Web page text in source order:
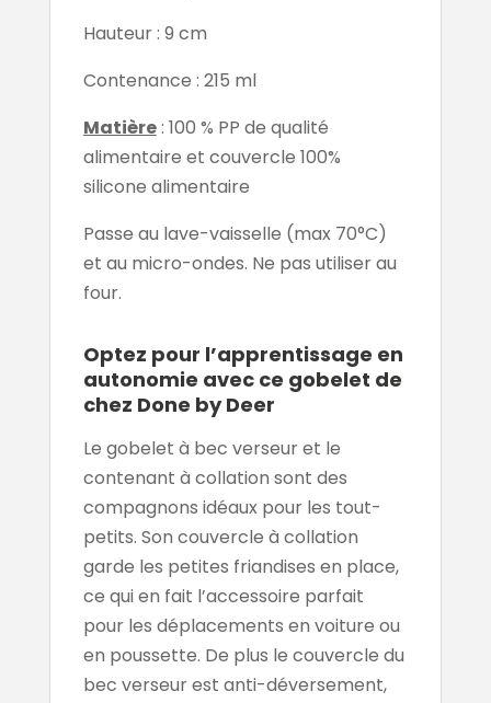
Hauteur : 9 cm
Contenance : 215 ml
Matière: 100 % PP de qualité
alimentaire et couvercle 100%
silicone alimentaire
Passe au lave-vaisselle (max 70°C)
et au micro-ondes. Ne pas utiliser au
four.
Optez pour l’apprentissage en
autonomie avec ce gobelet de
chez Done by Deer
Le gobelet à bec verseur et le
contenant à collation sont des
compagnons idéaux pour les tout-
petits. Son couvercle à collation
garde les petites friandises en place,
ce qui en fait l’accessoire parfait
pour les déplacements en voiture ou
en poussette. De plus le couvercle du
bec verseur est anti-déversement,